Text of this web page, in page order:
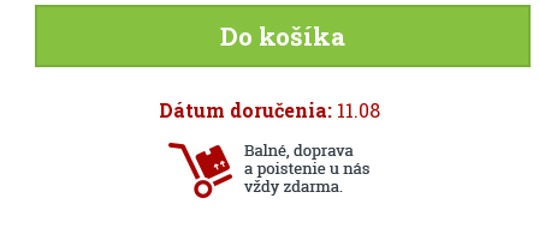
Do košíka
Dátum doručenia: 11.08